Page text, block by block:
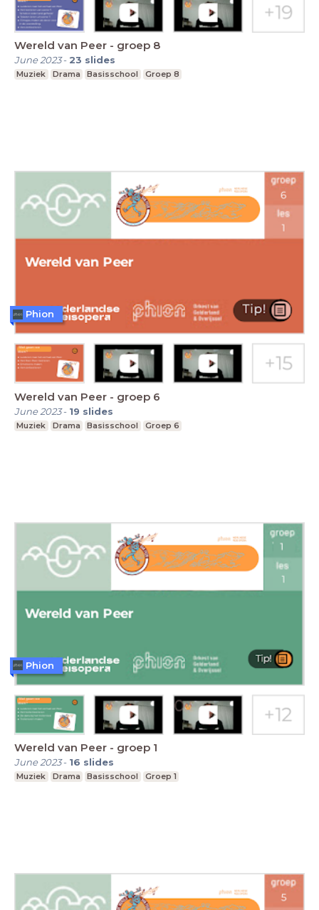
Wereld van Peer - groep 8
June 2023- 23 slides
Muziek Drama Basisschool Groep 8
Wereld van Peer - groep 6
June 2023- 19 slides
Muziek Drama Basisschool Groep 6
Phion
Wereld van Peer - groep 1
June 2023- 16 slides
Muziek Drama Basisschool Groep 1
Phion